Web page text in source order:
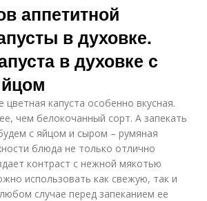
аппетитной
в духовке.
в духовке с
цветная капуста особенно вкусная.
чем белокочанный сорт. А запекать
с яйцом и сыром – румяная
блюда не только отлично
контраст с нежной мякотью
использовать как свежую, так и
случае перед запеканием ее